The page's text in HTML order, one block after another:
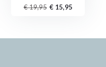
€ 19,95 € 15,95